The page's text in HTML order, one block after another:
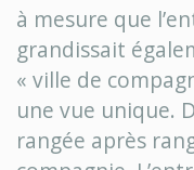
à mesure que
grandissait
« ville de
une vue unique.
rangée après